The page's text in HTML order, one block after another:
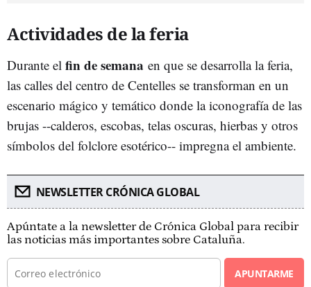
Actividades de la feria
Durante el fin de semana en que se desarrolla la feria,
las calles del centro de Centelles se transforman en un
escenario mágico y temático donde la iconografía de las
brujas --calderos, escobas, telas oscuras, hierbas y otros
símbolos del folclore esotérico-- impregna el ambiente.
NEWSLETTER CRÓNICA GLOBAL
Apúntate a la newsletter de Crónica Global para recibir
las noticias más importantes sobre Cataluña.
APUNTARME